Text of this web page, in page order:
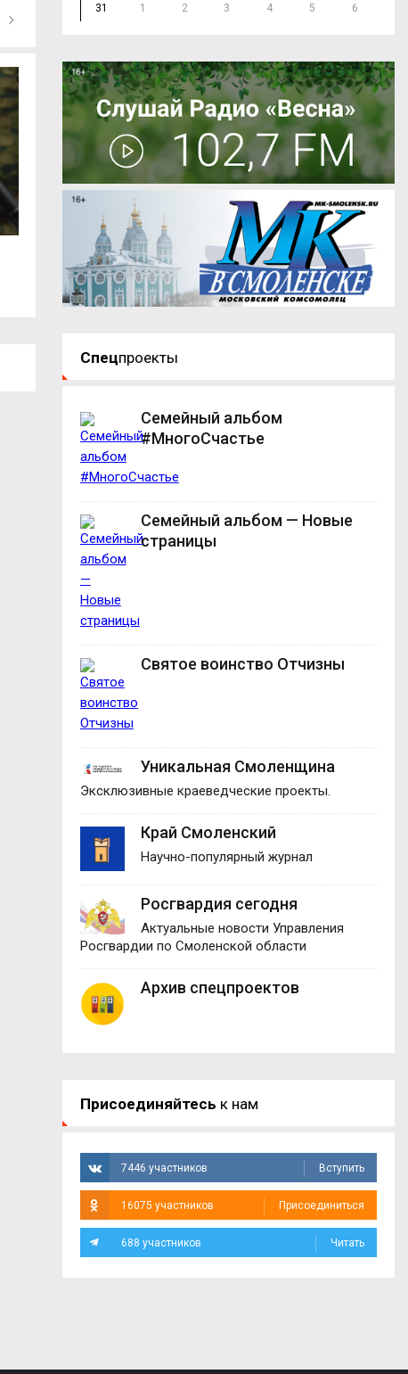
В центре Смоленска ограничат
движение...
«Ночная
Смоленске:
31 1 2 3 4 5 6
Спецпроекты
Семейный альбом
#МногоСчастье
Семейный альбом — Новые
страницы
Святое воинство Отчизны
Уникальная Смоленщина
Эксклюзивные краеведческие проекты.
Край Смоленский
Научно-популярный журнал
Росгвардия сегодня
Актуальные новости Управления
Росгвардии по Смоленской области
Архив спецпроектов
Присоединяйтесь к нам
7446 участников Вступить
16075 участников Присоединиться
688 участников Читать